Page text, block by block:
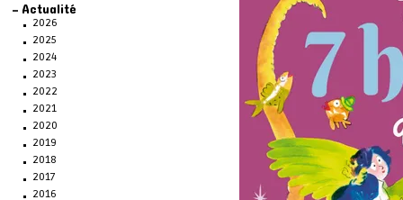
Actualité
2026
2025
2024
2023
2022
2021
2020
2019
2018
2017
2016